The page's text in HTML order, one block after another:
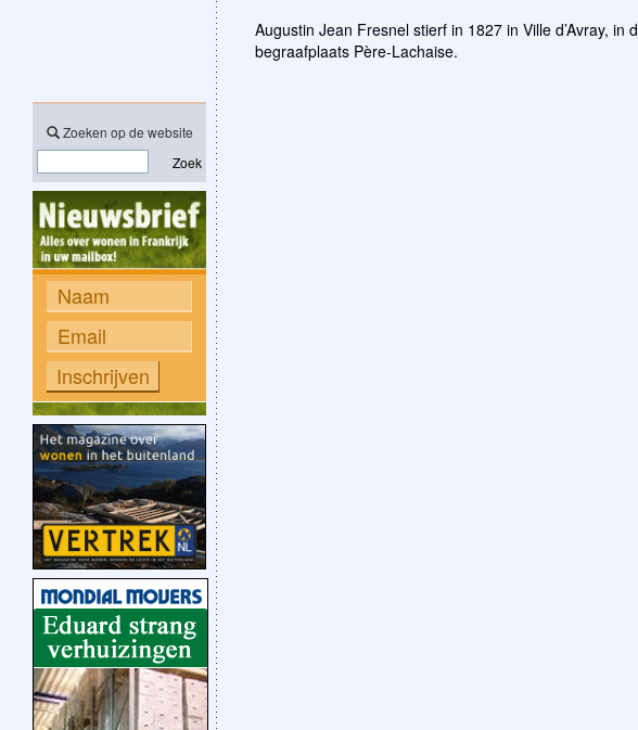
Zoeken op de website
Zoek
Augustin Jean Fresnel stierf in 1827 in Ville d’Avray,
begraafplaats Père-Lachaise.